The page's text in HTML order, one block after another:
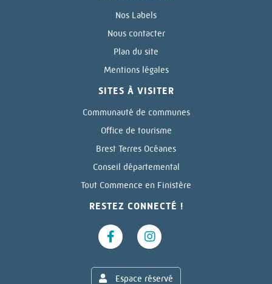
Nos Labels
Nous contacter
Plan du site
Mentions légales
SITES À VISITER
Communauté de communes
Office de tourisme
Brest Terres Océanes
Conseil départemental
Tout Commence en Finistère
RESTEZ CONNECTÉ !
Espace réservé